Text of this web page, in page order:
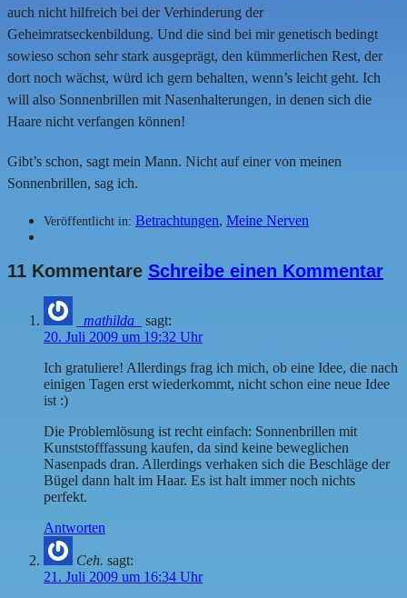
auch nicht hilfreich bei der Verhinderung der
Geheimratseckenbildung. Und die sind bei mir genetisch bedingt
sowieso schon sehr stark ausgeprägt, den kümmerlichen Rest, der
dort noch wächst, würd ich gern behalten, wenn’s leicht geht. Ich
will also Sonnenbrillen mit Nasenhalterungen, in denen sich die
Haare nicht verfangen können!
Gibt’s schon, sagt mein Mann. Nicht auf einer von meinen
Sonnenbrillen, sag ich.
Veröffentlicht in: Betrachtungen, Meine Nerven
11 Kommentare Schreibe einen Kommentar
_mathilda_
sagt:
20. Juli 2009 um 19:32 Uhr
Ich gratuliere! Allerdings frag ich mich, ob eine Idee, die nach
einigen Tagen erst wiederkommt, nicht schon eine neue Idee
ist :)
Die Problemlösung ist recht einfach: Sonnenbrillen mit
Kunststofffassung kaufen, da sind keine beweglichen
Nasenpads dran. Allerdings verhaken sich die Beschläge der
Bügel dann halt im Haar. Es ist halt immer noch nichts
perfekt.
Antworten
Ceh. sagt:
21. Juli 2009 um 16:34 Uhr